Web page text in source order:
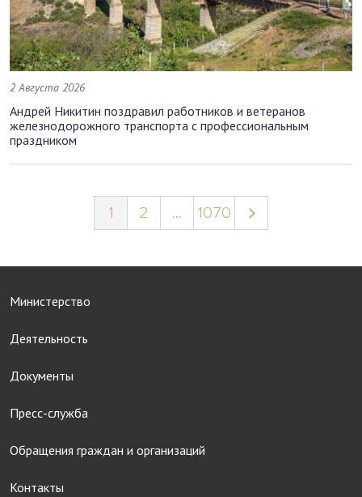
2 Августа 2026
Андрей Никитин поздравил работников и ветеранов
железнодорожного транспорта с профессиональным
праздником
1 2 ... 1070
Министерство
Деятельность
Документы
Пресс-служба
Обращения граждан и организаций
Контакты